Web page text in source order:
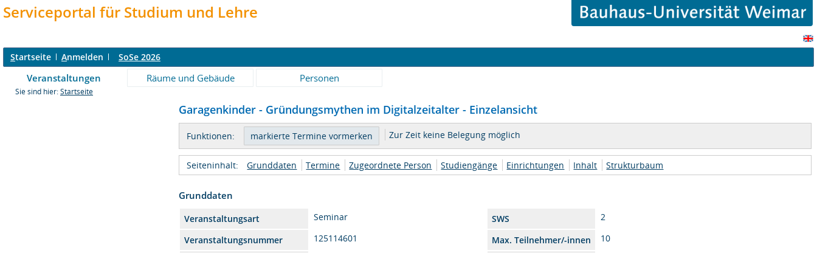
Serviceportal für Studium und Lehre
Startseite Anmelden SoSe 2026
Veranstaltungen Räume und Gebäude Personen
Sie sind hier: Startseite
Garagenkinder - Gründungsmythen im Digitalzeitalter - Einzelansicht
Funktionen: Zur Zeit keine Belegung möglich
Seiteninhalt: Grunddaten Termine Zugeordnete Person Studiengänge Einrichtungen Inhalt Strukturbaum
Grunddaten
Veranstaltungsart Seminar SWS
2
Veranstaltungsnummer
125114601 Max. Teilnehmer/-innen
10